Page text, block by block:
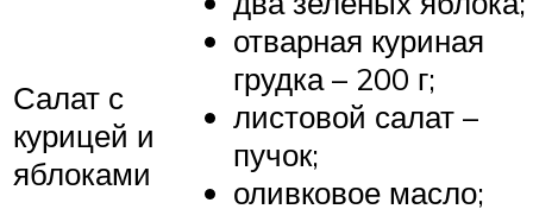
Салат с
курицей и
яблоками
отварная куриная
грудка – 200 г;
листовой салат –
пучок;
оливковое масло;